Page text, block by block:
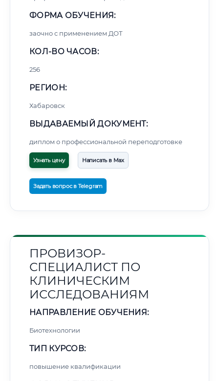
ФОРМА ОБУЧЕНИЯ:
заочно с применением ДОТ
КОЛ-ВО ЧАСОВ:
256
РЕГИОН:
Хабаровск
ВЫДАВАЕМЫЙ ДОКУМЕНТ:
диплом о профессиональной переподготовке
Узнать цену Написать в Max
Задать вопрос в Telegram
ПРОВИЗОР-
СПЕЦИАЛИСТ ПО
КЛИНИЧЕСКИМ
ИССЛЕДОВАНИЯМ
НАПРАВЛЕНИЕ ОБУЧЕНИЯ:
Биотехнологии
ТИП КУРСОВ:
повышение квалификации